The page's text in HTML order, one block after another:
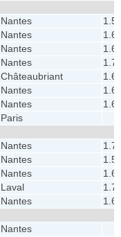
Nantes
Nantes
Nantes
Nantes
Châteaubriant
Nantes
Nantes
Paris
Nantes
Nantes
Nantes
Laval
Nantes
Nantes